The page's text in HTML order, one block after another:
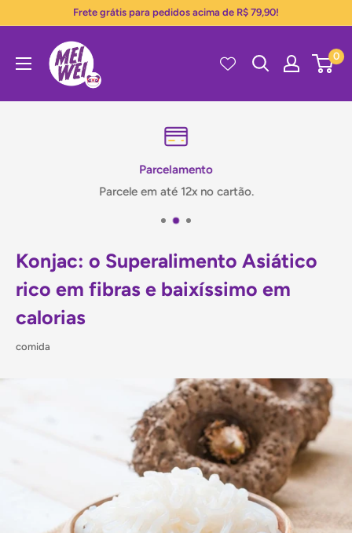
Frete grátis para pedidos acima de R$ 79,90!
Mei
Wei
0
Parcelamento
Parcele em até 12x no cartão.
Konjac: o Superalimento Asiático
rico em fibras e baixíssimo em
calorias
comida